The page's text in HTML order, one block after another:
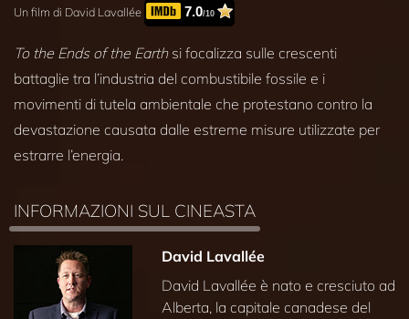
Un film di David Lavallée 7.0/10
To the Ends of the Earthsi focalizza sulle crescenti
battaglie tra l’industria del combustibile fossile e i
movimenti di tutela ambientale che protestano contro la
devastazione causata dalle estreme misure utilizzate per
estrarre l’energia.
INFORMAZIONI SUL CINEASTA
David Lavallée
David Lavallée è nato e cresciuto ad
Alberta, la capitale canadese del